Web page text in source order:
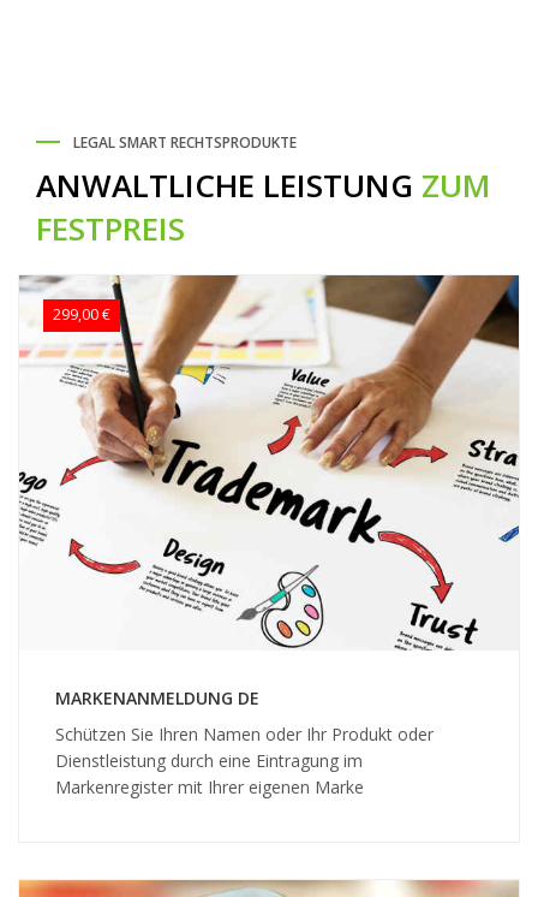
LEGAL SMART RECHTSPRODUKTE
ANWALTLICHE LEISTUNG ZUM
FESTPREIS
299,00 €
MARKENANMELDUNG DE
Schützen Sie Ihren Namen oder Ihr Produkt oder
Dienstleistung durch eine Eintragung im
Markenregister mit Ihrer eigenen Marke